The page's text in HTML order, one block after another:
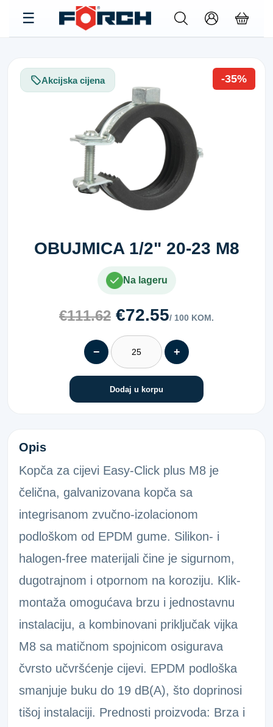
Akcijska cijena -35%
OBUJMICA 1/2" 20-23 M8
Na lageru
€111.62 €72.55/ 100 KOM.
− +
Dodaj u korpu
OBUJMICA 1/2" 20-23 M8
Opis
Kopča za cijevi Easy-Click plus M8 je
čelična, galvanizovana kopča sa
integrisanom zvučno-izolacionom
podloškom od EPDM gume. Silikon- i
halogen-free materijali čine je sigurnom,
dugotrajnom i otpornom na koroziju. Klik-
montaža omogućava brzu i jednostavnu
instalaciju, a kombinovani priključak vijka
M8 sa matičnom spojnicom osigurava
čvrsto učvršćenje cijevi. EPDM podloška
smanjuje buku do 19 dB(A), što doprinosi
tišoj instalaciji. Prednosti proizvoda: Brza i